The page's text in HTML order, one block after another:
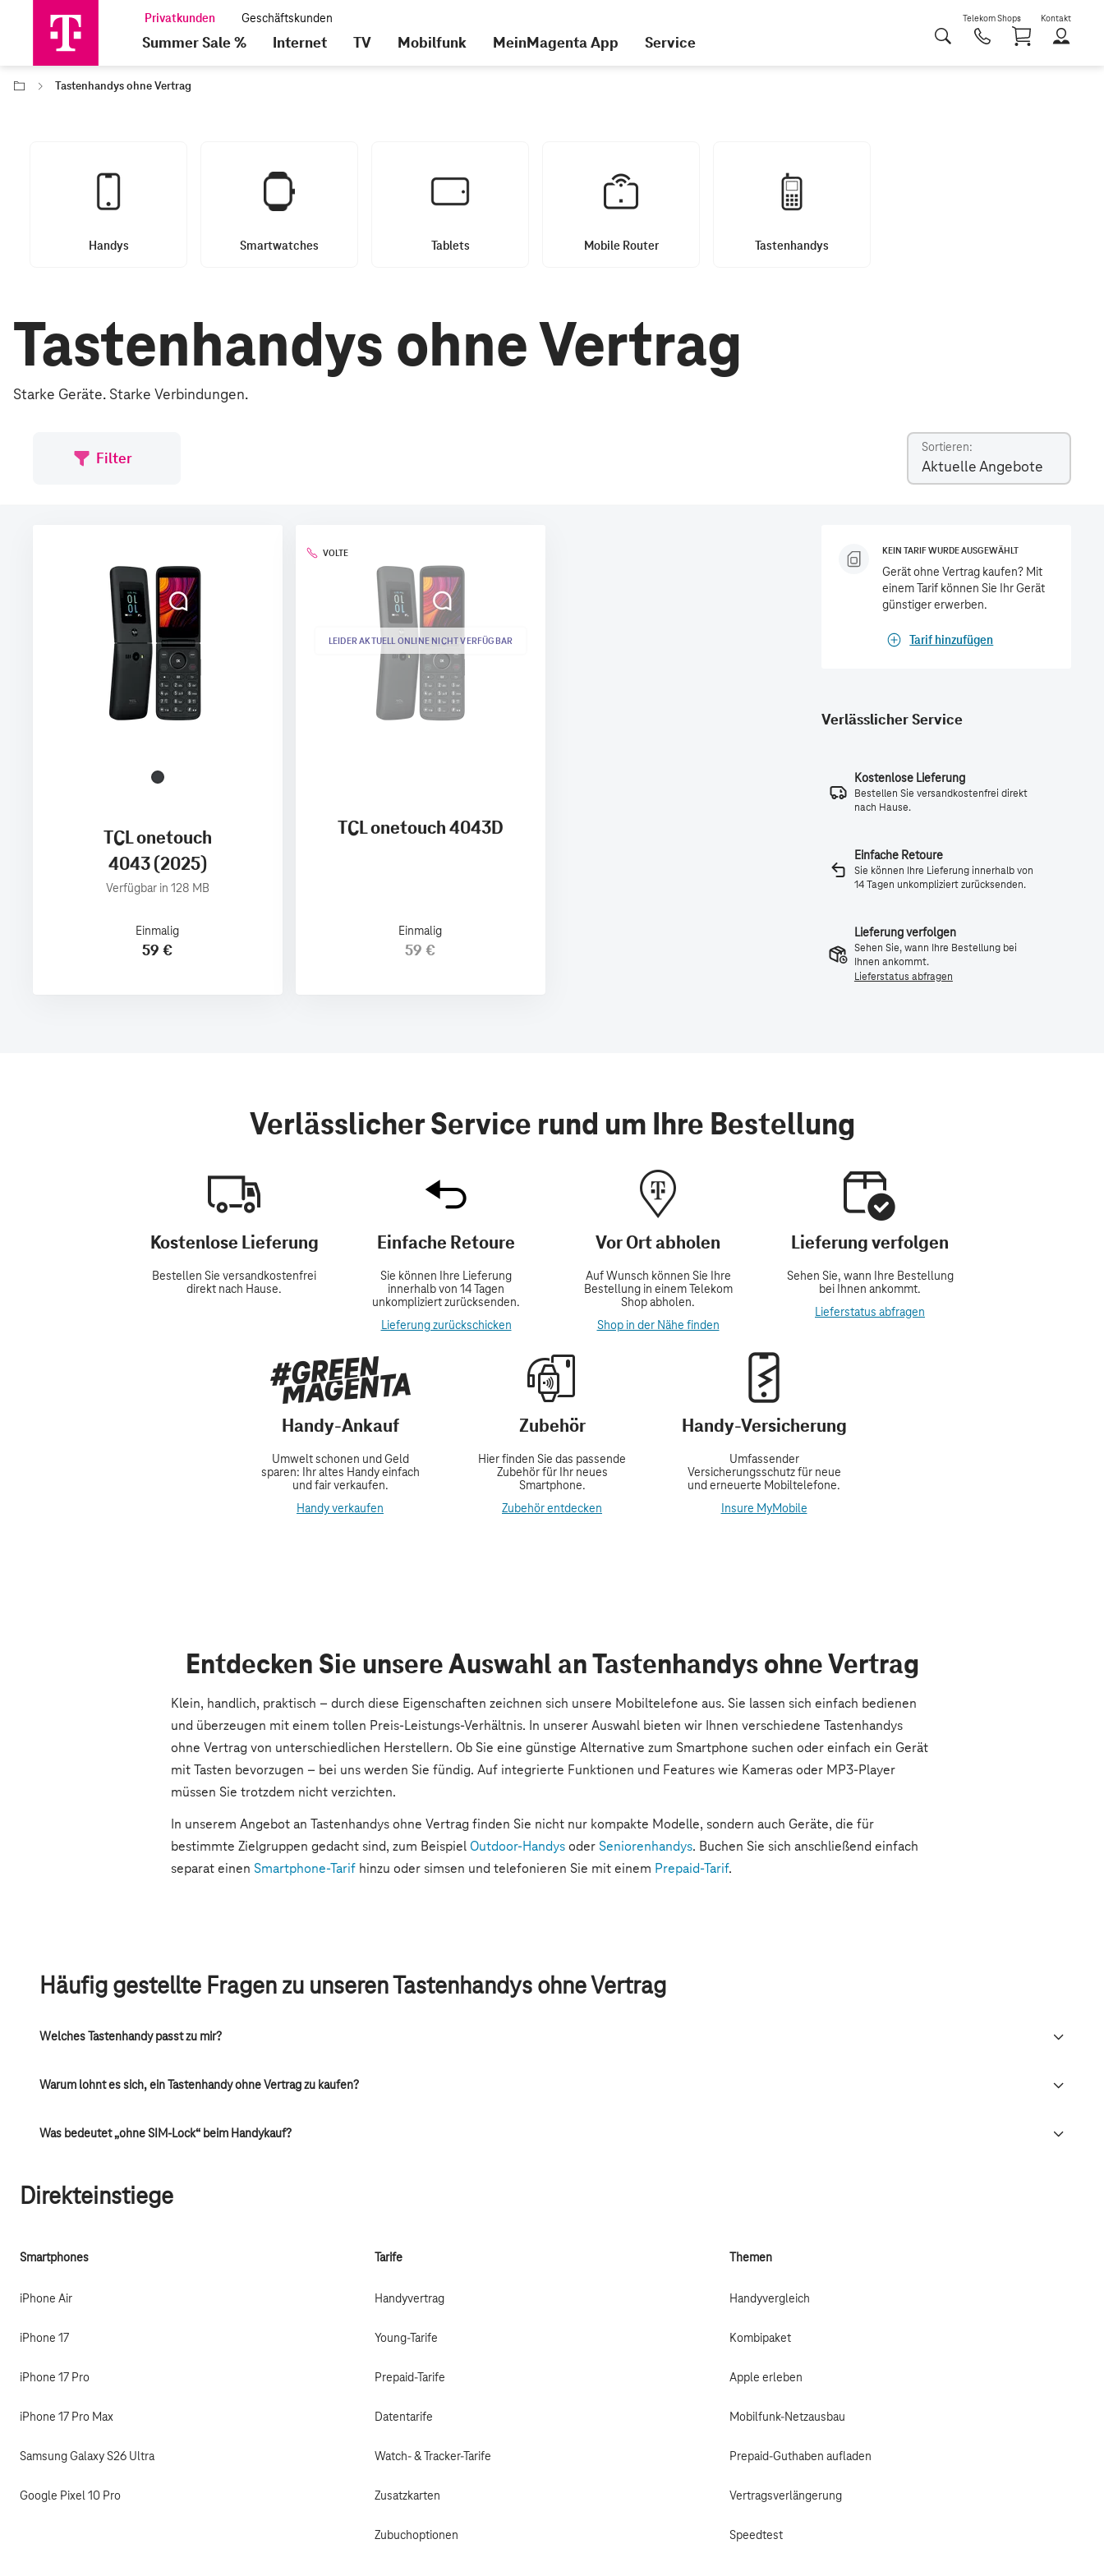
Telekom Shops Kontakt
Summer Sale % Internet TV Mobilfunk MeinMagenta App Service
Tastenhandys ohne Vertrag
Handys Smartwatches Tablets Mobile Router Tastenhandys
Tastenhandys ohne Vertrag
Starke Geräte. Starke Verbindungen.
Filter
Sortieren
Aktuelle Angebote
TCL onetouch
4043 (2025)
Verfügbar in 128 MB
Einmalig
59 €
VOLTE
LEIDER AKTUELL ONLINE NICHT VERFÜGBAR
TCL onetouch 4043D
Einmalig
59 €
KEIN TARIF WURDE AUSGEWÄHLT
Gerät ohne Vertrag kaufen? Mit
einem Tarif können Sie Ihr Gerät
günstiger erwerben.
Tarif hinzufügen
Verlässlicher Service
Kostenlose Lieferung
Bestellen Sie versandkostenfrei direkt
nach Hause.
Einfache Retoure
Sie können Ihre Lieferung innerhalb von
14 Tagen unkompliziert zurücksenden.
Lieferung verfolgen
Sehen Sie, wann Ihre Bestellung bei
Ihnen ankommt.
Lieferstatus abfragen
Häufig gestellte Fragen zu unseren Tastenhandys ohne Vertrag
Welches Tastenhandy passt zu mir?
Warum lohnt es sich, ein Tastenhandy ohne Vertrag zu kaufen?
Was bedeutet „ohne SIM-Lock“ beim Handykauf?
Direkteinstiege
Smartphones
iPhone Air
iPhone 17
iPhone 17 Pro
iPhone 17 Pro Max
Samsung Galaxy S26 Ultra
Google Pixel 10 Pro
Tarife
Handyvertrag
Young-Tarife
Prepaid-Tarife
Datentarife
Watch- & Tracker-Tarife
Zusatzkarten
Zubuchoptionen
Themen
Handyvergleich
Kombipaket
Apple erleben
Mobilfunk-Netzausbau
Prepaid-Guthaben aufladen
Vertragsverlängerung
Speedtest